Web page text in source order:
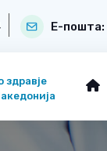
Е-пошта:
здравје